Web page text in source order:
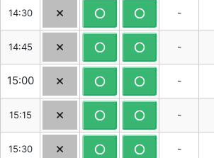
14:30 -
14:45 -
15:00 -
15:15 -
15:30 -